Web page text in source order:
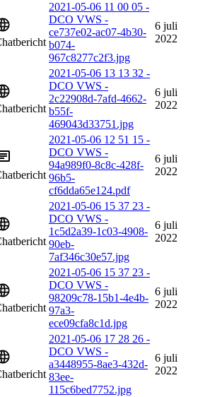
2021-05-06 11 00 05 -
DCO VWS -
ce737e02-ac07-4b30-
b074-
967c8277c2f3.jpg
6 juli
2022
2021-05-06 13 13 32 -
DCO VWS -
2c22908d-7afd-4662-
b55f-
469043d33751.jpg
6 juli
2022
2021-05-06 12 51 15 -
DCO VWS -
94a989f0-8c8c-428f-
96b5-
cf6dda65e124.pdf
6 juli
2022
2021-05-06 15 37 23 -
DCO VWS -
1c5d2a39-1c03-4908-
90eb-
7af346c30e57.jpg
6 juli
2022
2021-05-06 15 37 23 -
DCO VWS -
98209c78-15b1-4e4b-
97a3-
ece09cfa8c1d.jpg
6 juli
2022
2021-05-06 17 28 26 -
DCO VWS -
a3448955-8ae3-432d-
83ee-
115c6bed7752.jpg
6 juli
2022